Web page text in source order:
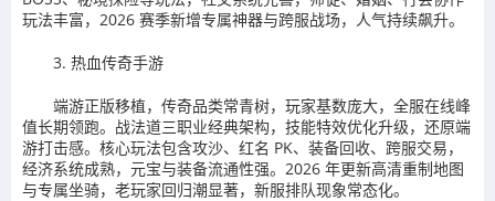
玩法丰富，2026 赛季新增专属神器与跨服战场，人气持续飙升。
3. 热血传奇手游
端游正版移植，传奇品类常青树，玩家基数庞大，全服在线峰
值长期领跑。战法道三职业经典架构，技能特效优化升级，还原端
游打击感。核心玩法包含攻沙、红名 PK、装备回收、跨服交易，
经济系统成熟，元宝与装备流通性强。2026 年更新高清重制地图
与专属坐骑，老玩家回归潮显著，新服排队现象常态化。